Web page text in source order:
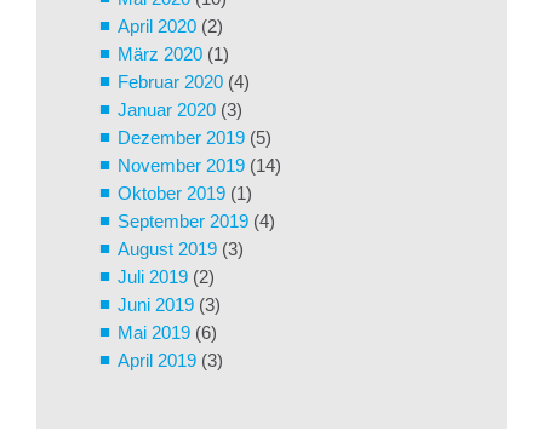
April 2020 (2)
März 2020 (1)
Februar 2020 (4)
Januar 2020 (3)
Dezember 2019 (5)
November 2019 (14)
Oktober 2019 (1)
September 2019 (4)
August 2019 (3)
Juli 2019 (2)
Juni 2019 (3)
Mai 2019 (6)
April 2019 (3)